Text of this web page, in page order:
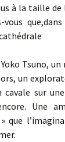
à la taille de
Tsuno,
un
cavale sur
Une
que